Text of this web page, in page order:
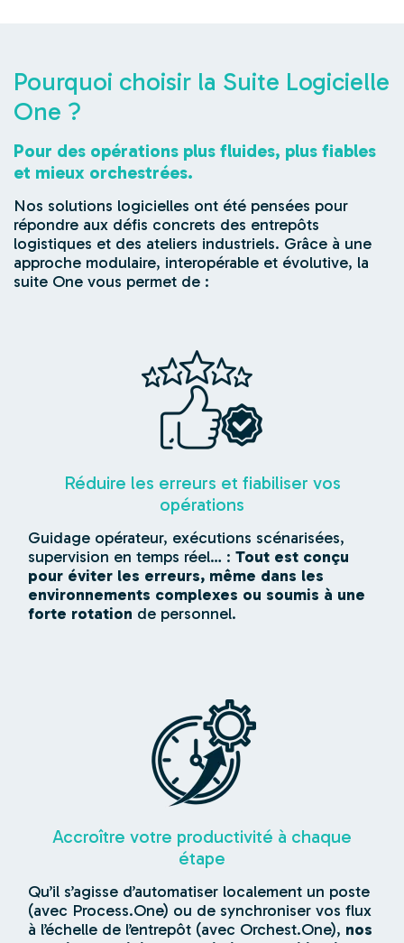
Pourquoi choisir la Suite Logicielle
One ?
Pour des opérations plus fluides, plus fiables
et mieux orchestrées.
Nos solutions logicielles ont été pensées pour
répondre aux défis concrets des entrepôts
logistiques et des ateliers industriels. Grâce à une
approche modulaire, interopérable et évolutive, la
suite One vous permet de :
Réduire les erreurs et fiabiliser vos
opérations
Guidage opérateur, exécutions scénarisées,
supervision en temps réel… : Tout est conçu
pour éviter les erreurs, même dans les
environnements complexes ou soumis à une
forte rotation de personnel.
Accroître votre productivité à chaque
étape
Qu’il s’agisse d’automatiser localement un poste
(avec Process.One) ou de synchroniser vos flux
à l’échelle de l’entrepôt (avec Orchest.One), nos